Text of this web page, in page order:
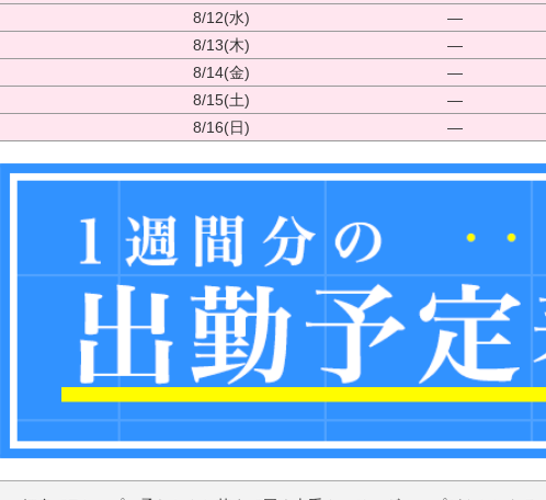
8/12(水)
―
8/13(木)
―
8/14(金)
―
8/15(土)
―
8/16(日)
―